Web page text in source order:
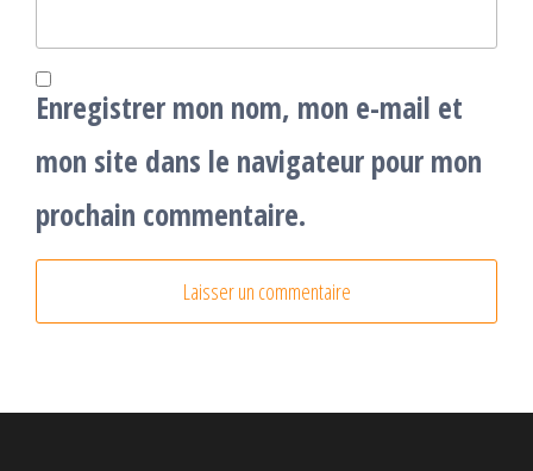
Enregistrer mon nom, mon e-mail et
mon site dans le navigateur pour mon
prochain commentaire.